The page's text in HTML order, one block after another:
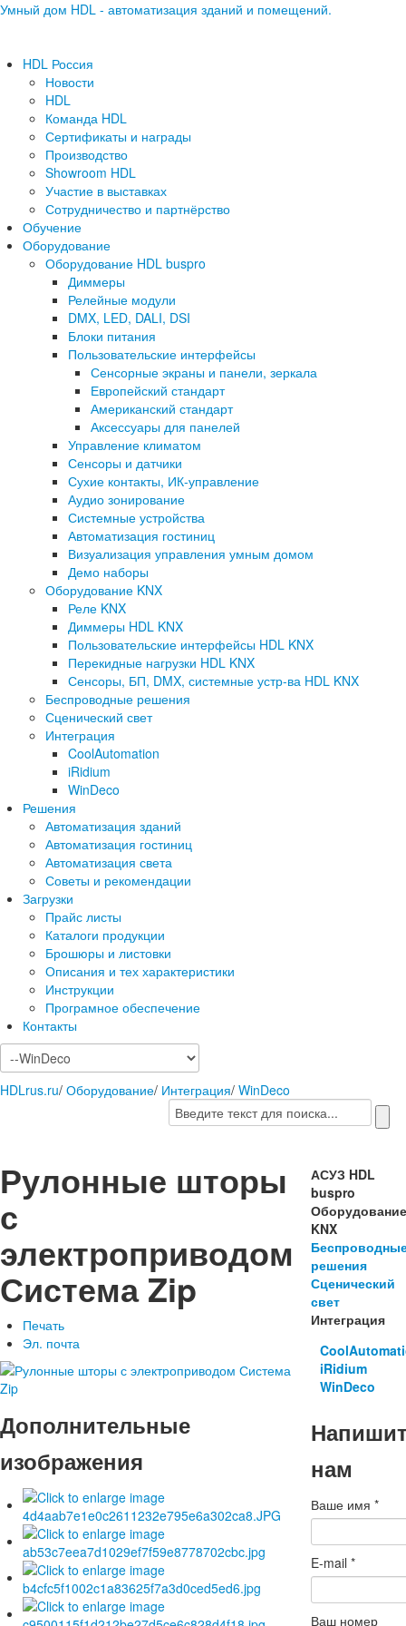
Умный дом HDL - автоматизация зданий и помещений.
HDL Россия
Новости
HDL
Команда HDL
Сертификаты и награды
Производство
Showroom HDL
Участие в выставках
Сотрудничество и партнёрство
Обучение
Оборудование
Оборудование HDL buspro
Диммеры
Релейные модули
DMX, LED, DALI, DSI
Блоки питания
Пользовательские интерфейсы
Сенсорные экраны и панели, зеркала
Европейский стандарт
Американский стандарт
Аксессуары для панелей
Управление климатом
Сенсоры и датчики
Сухие контакты, ИК-управление
Аудио зонирование
Системные устройства
Автоматизация гостиниц
Визуализация управления умным домом
Демо наборы
Оборудование KNX
Реле KNX
Диммеры HDL KNX
Пользовательские интерфейсы HDL KNX
Перекидные нагрузки HDL KNX
Сенсоры, БП, DMX, системные устр-ва HDL KNX
Беспроводные решения
Сценический свет
Интеграция
CoolAutomation
iRidium
WinDeco
Решения
Автоматизация зданий
Автоматизация гостиниц
Автоматизация света
Советы и рекомендации
Загрузки
Прайс листы
Каталоги продукции
Брошюры и листовки
Описания и тех характеристики
Инструкции
Програмное обеспечение
Контакты
HDLrus.ru/ Оборудование/ Интеграция/ WinDeco
Рулонные шторы
с
электроприводом
Система Zip
Печать
Эл. почта
Дополнительные
изображения
АСУЗ HDL
buspro
KNX
решения
Сценический
свет
Интеграция
iRidium
WinDeco
нам
Ваше имя*
E-mail*
Ваш номер